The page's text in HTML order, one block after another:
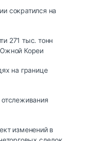
сократился на
271 тыс. тонн
Южной Кореи
на границе
изменений в